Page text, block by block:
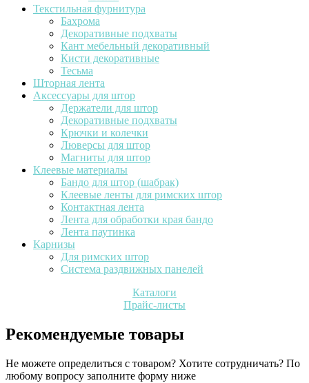
Текстильная фурнитура
Бахрома
Декоративные подхваты
Кант мебельный декоративный
Кисти декоративные
Тесьма
Шторная лента
Аксессуары для штор
Держатели для штор
Декоративные подхваты
Крючки и колечки
Люверсы для штор
Магниты для штор
Клеевые материалы
Бандо для штор (шабрак)
Клеевые ленты для римских штор
Контактная лента
Лента для обработки края бандо
Лента паутинка
Карнизы
Для римских штор
Система раздвижных панелей
Каталоги
Прайс-листы
Рекомендуемые товары
Не можете определиться с товаром? Хотите сотрудничать? По
любому вопросу заполните форму ниже